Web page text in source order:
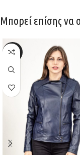
Μπορεί επίσης να
-30%